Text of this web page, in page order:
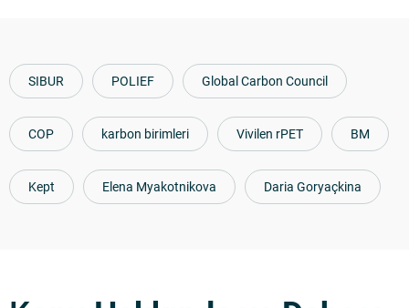
SIBUR POLIEF Global Carbon Council
COP karbon birimleri Vivilen rPET BM
Kept Elena Myakotnikova Daria Goryaçkina